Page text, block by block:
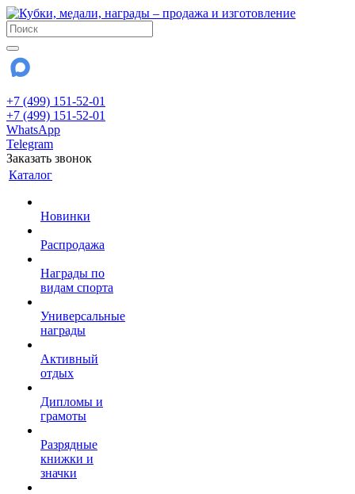
+7 (499) 151-52-01
+7 (499) 151-52-01
WhatsApp
Telegram
Заказать звонок
Каталог
Новинки
Распродажа
Награды по
видам спорта
Универсальные
награды
Активный
отдых
Дипломы и
грамоты
Разрядные
книжки и
значки